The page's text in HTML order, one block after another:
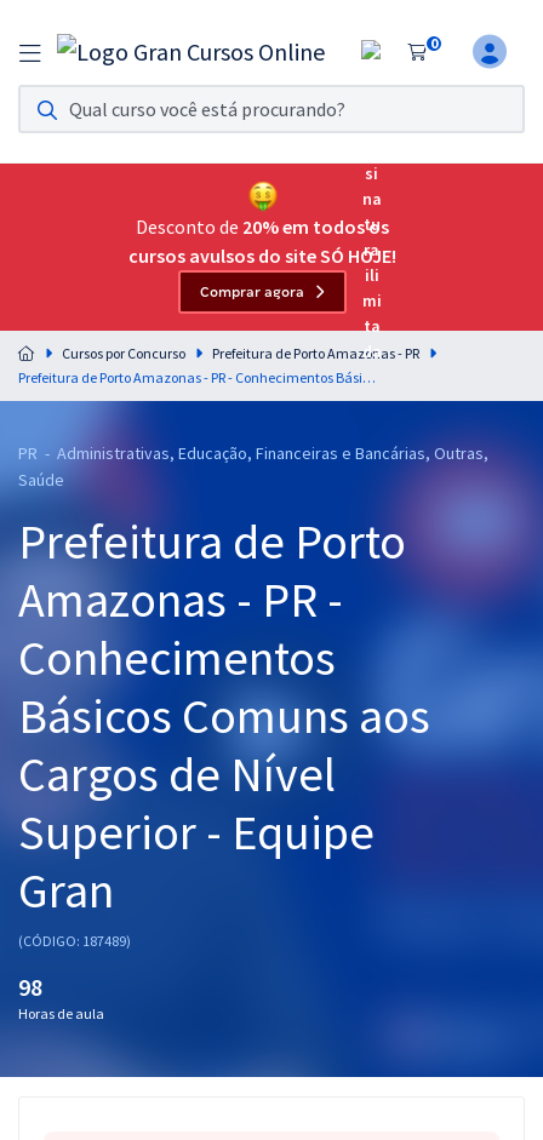
0
Assinatura Ilimitada 11
Acesso a todos os cursos. Teste grátis por 7 dias!
Assinatura OAB Até Passar
Acesso ilimitado a toda preparação para o Exame da
Residências Multiprofissionais
Preparação completa e intensiva para as principais
residências em saúde do Brasil
Assinatura Ilimitada
Graduação
OAB
Mentorias
Questões grátis
Conteúdo gratuito
Blog
Aprovados
Desconto de 20% em todos os
cursos avulsos do site SÓ HOJE!
Comprar agora
Cursos por Concurso
Prefeitura de Porto Amazonas - PR
Prefeitura de Porto Amazonas - PR - Conhecimentos Básicos Comuns aos Cargos de Nível Superior - Equipe Gran
PR - Administrativas, Educação, Financeiras e Bancárias, Outras,
Saúde
Prefeitura de Porto
Amazonas - PR -
Conhecimentos
Básicos Comuns aos
Cargos de Nível
Superior - Equipe
Gran
(CÓDIGO: 187489)
98
Horas de aula